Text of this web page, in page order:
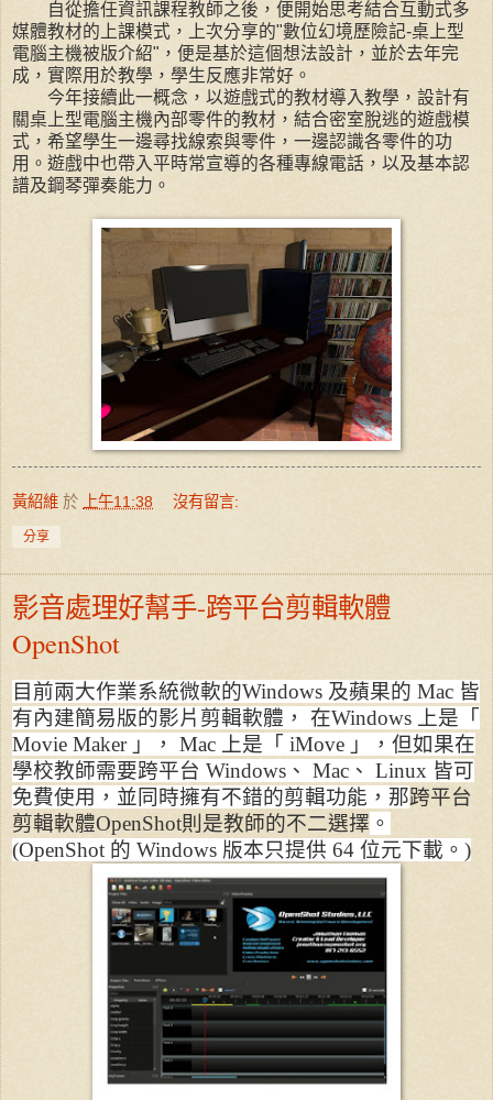
自從擔任資訊課程教師之後，便開始思考結合互動式多
媒體教材的上課模式，上次分享的"數位幻境歷險記-桌上型
電腦主機被版介紹"，便是基於這個想法設計，並於去年完
成，實際用於教學，學生反應非常好。
今年接續此一概念，以遊戲式的教材導入教學，設計有
關桌上型電腦主機內部零件的教材，結合密室脫逃的遊戲模
式，希望學生一邊尋找線索與零件，一邊認識各零件的功
用。遊戲中也帶入平時常宣導的各種專線電話，以及基本認
譜及鋼琴彈奏能力。
黃紹維 於 上午11:38 沒有留言:
分享
影音處理好幫手-跨平台剪輯軟體
OpenShot
目前兩大作業系統微軟的Windows 及蘋果的 Mac 皆
有內建簡易版的影片剪輯軟體， 在Windows 上是「
Movie Maker 」， Mac 上是「 iMove 」， 但如果在
學校教師需要跨平台 Windows、 Mac、 Linux 皆可
免費使用，並同時擁有不錯的剪輯功能，那跨平台
剪輯軟體OpenShot則是教師的不二選擇 。
(OpenShot 的 Windows 版本只提供 64 位元下載。)